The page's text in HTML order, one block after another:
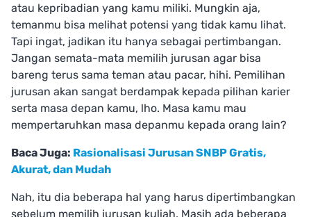
atau kepribadian yang kamu miliki. Mungkin aja,
temanmu bisa melihat potensi yang tidak kamu lihat.
Tapi ingat, jadikan itu hanya sebagai pertimbangan.
Jangan semata-mata memilih jurusan agar bisa
bareng terus sama teman atau pacar, hihi. Pemilihan
jurusan akan sangat berdampak kepada pilihan karier
serta masa depan kamu, lho. Masa kamu mau
mempertaruhkan masa depanmu kepada orang lain?
Baca Juga: Rasionalisasi Jurusan SNBP Gratis,
Akurat, dan Mudah
Nah, itu dia beberapa hal yang harus dipertimbangkan
sebelum memilih jurusan kuliah. Masih ada beberapa